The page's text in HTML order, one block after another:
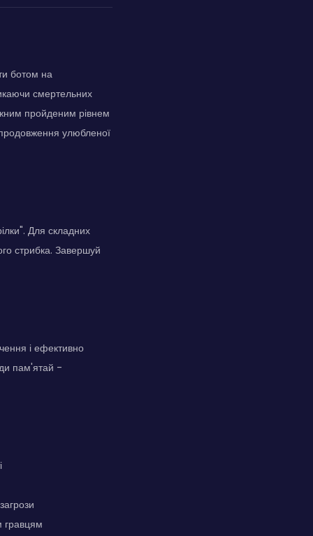
ботом на
смертельних
пройденим рівнем
улюбленої
Для складних
стрибка. Завершуй
і ефективно
пам'ятай -
гравцям